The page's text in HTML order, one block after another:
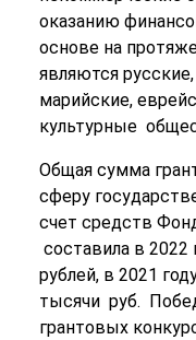
оказанию
основе на
являются
марийские,
культурные
Общая сумма
сферу
счет средств
составила в
рублей, в 2021
тысячи руб.
грантовых